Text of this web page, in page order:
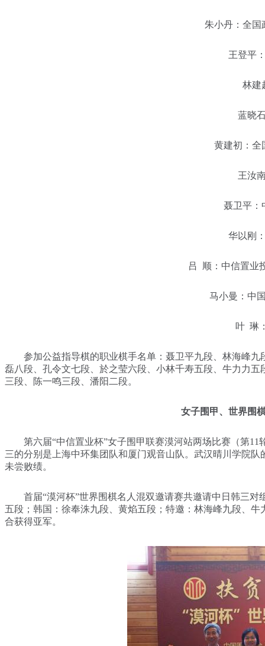
朱小丹：全国
王登平：
林建超
蓝晓石
黄建初：全国
王汝南
聂卫平：中
华以刚：
吕 顺：中信置业投
马小曼：中国
叶 琳：
参加公益指导棋的职业棋手名单：聂卫平九段、林海峰九
磊八段、孔令文七段、於之莹六段、小林千寿五段、牛力力
三段、陈一鸣三段、潘阳二段。
女子围甲、世界围
第六届“中信置业杯”女子围甲联赛漠河站两场比赛（第11
三的分别是上海中环集团队和厦门观音山队。武汉晴川学院
未尝败绩。
首届“漠河杯”世界围棋名人混双邀请赛共邀请中日韩三对
五段；韩国：徐奉洙九段、黄焰五段；特邀：林海峰九段、
合获得亚军。